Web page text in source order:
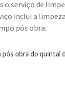
o serviço de
inclui a
pós obra.